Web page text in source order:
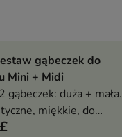
Pokaż szczegóły
gąbeczek do
Mini + Midi
gąbeczek: duża + mała.
miękkie, do